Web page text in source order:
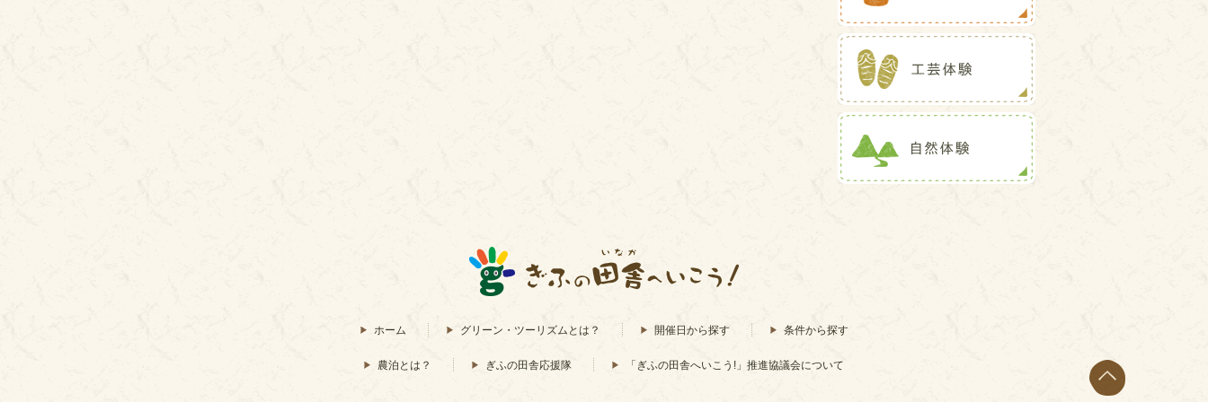
ホーム グリーン・ツーリズムとは？ 開催日から探す 条件から探す
農泊とは？ ぎふの田舎応援隊 「ぎふの田舎へいこう!」推進協議会について